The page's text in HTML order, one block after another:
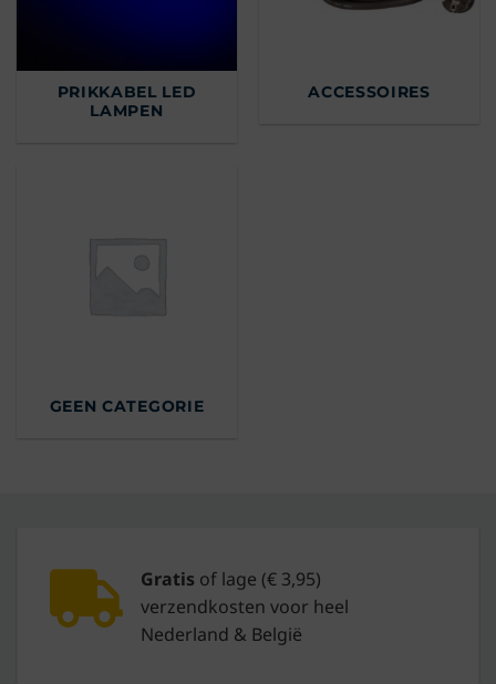
PRIKKABEL LED
LAMPEN
ACCESSOIRES
GEEN CATEGORIE
Gratis of lage (€ 3,95)
verzendkosten voor heel
Nederland & België